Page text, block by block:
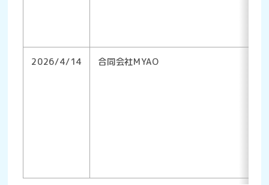
2026/4/14 合同会社MYAO